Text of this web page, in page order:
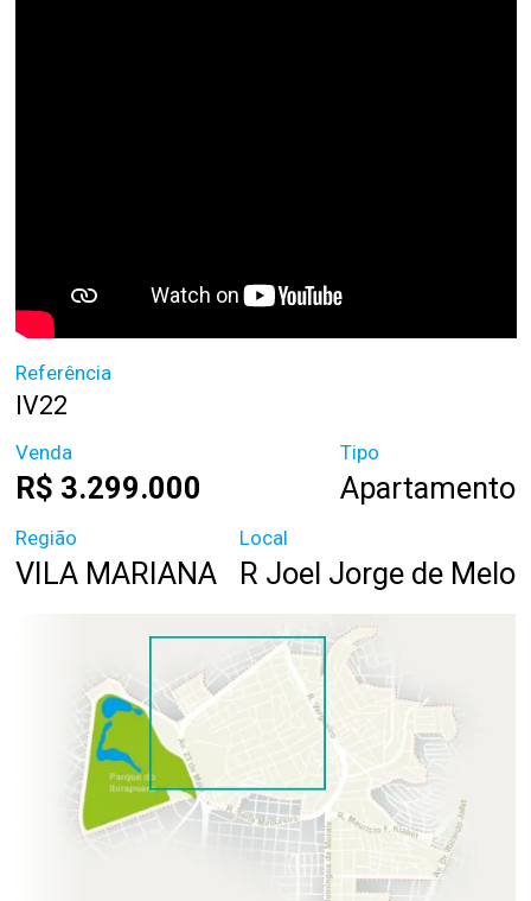
Referência
IV22
Venda
R$ 3.299.000
Tipo
Apartamento
Região
VILA MARIANA
Local
R Joel Jorge de Melo